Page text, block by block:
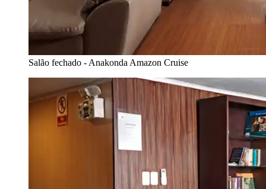
Salão fechado - Anakonda Amazon Cruise